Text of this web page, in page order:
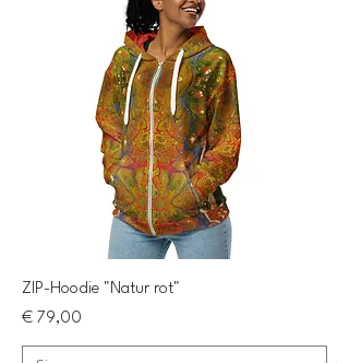
ZIP-Hoodie "Natur rot"
Preis
€ 79,00